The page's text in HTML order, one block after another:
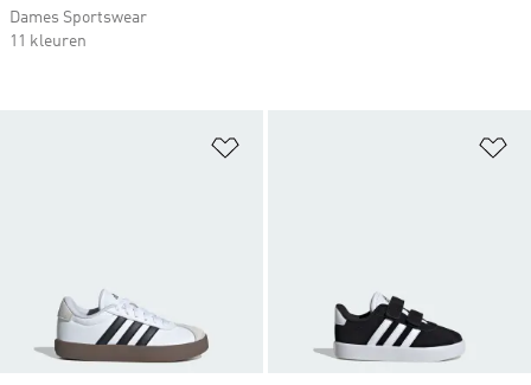
Dames Sportswear
11 kleuren